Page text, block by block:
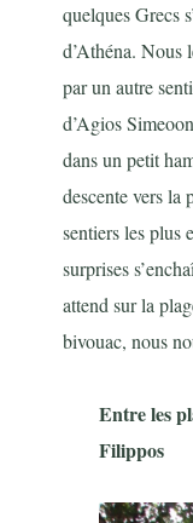
quelques Grecs
d’Athéna. Nous
par un autre
d’Agios
dans un petit
descente vers la
sentiers les plus
surprises
attend sur la
bivouac, nous
Entre les
Filippos